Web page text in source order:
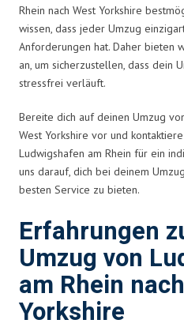
Rhein nach West Yorkshire
wissen, dass jeder Umzug
Anforderungen hat. Daher bieten
an, um sicherzustellen, dass dein
stressfrei verläuft.
Bereite dich auf deinen Umzug
West Yorkshire vor und
Ludwigshafen am Rhein für ein
uns darauf, dich bei deinem
besten Service zu bieten.
Erfahrungen
Umzug von
am Rhein
Yorkshire